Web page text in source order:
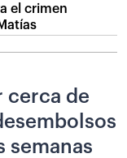
el crimen
cerca de
semanas